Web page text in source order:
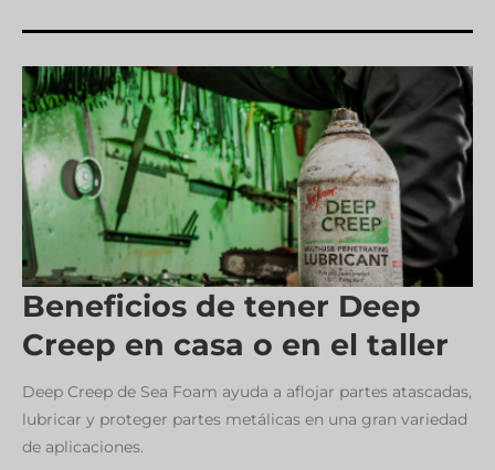
Beneficios de tener Deep
Creep en casa o en el taller
Deep Creep de Sea Foam ayuda a aflojar partes atascadas,
lubricar y proteger partes metálicas en una gran variedad
de aplicaciones.